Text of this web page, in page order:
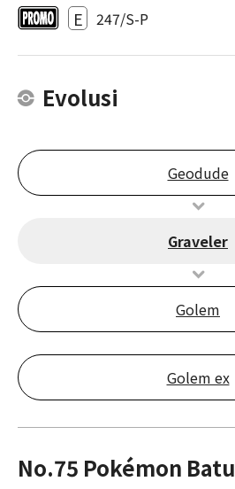
E 247/S-P
Evolusi
Geodude
Graveler
Golem
Golem ex
No.75 Pokémon Batu